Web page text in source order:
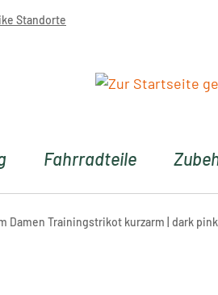
Standorte
Fahrradteile
Damen Trainingstrikot kurzarm | dark